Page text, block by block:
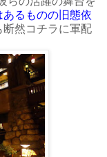
るものの旧態依
断然コチラに軍配